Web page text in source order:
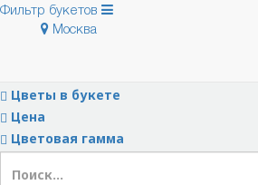
Фильтр букетов
Москва
Цветы в букете
Цена
Цветовая гамма